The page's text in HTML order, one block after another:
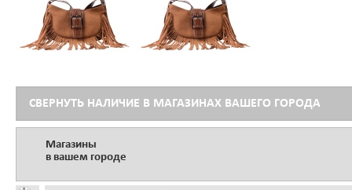
СВЕРНУТЬ НАЛИЧИЕ В МАГАЗИНАХ ВАШЕГО ГОРОДА
Магазины
в вашем городе